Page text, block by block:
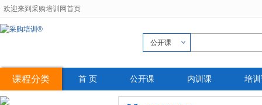
欢迎来到采购培训网首页
公开课
首 页 公开课 内训课 培
课程分类